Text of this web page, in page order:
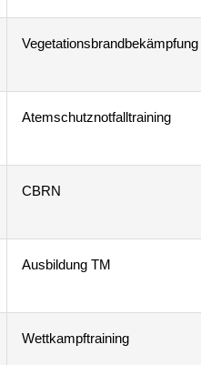
Vegetationsbrandbekämpfung
Atemschutznotfalltraining
CBRN
Ausbildung TM
Wettkampftraining